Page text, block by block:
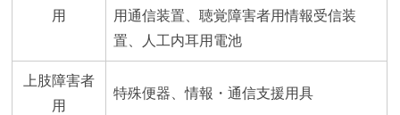
用
用通信装置、聴覚障害者用情報受信装
置、人工内耳用電池
上肢障害者
用
特殊便器、情報・通信支援用具